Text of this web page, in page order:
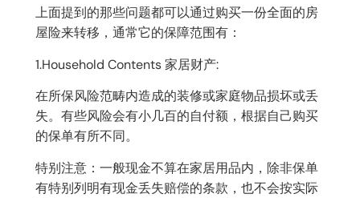
上面提到的那些问题都可以通过购买一份全面的房
屋险来转移，通常它的保障范围有：
1.Household Contents 家居财产:
在所保风险范畴内造成的装修或家庭物品损坏或丢
失。有些风险会有小几百的自付额，根据自己购买
的保单有所不同。
特别注意：一般现金不算在家居用品内，除非保单
有特别列明有现金丢失赔偿的条款，也不会按实际